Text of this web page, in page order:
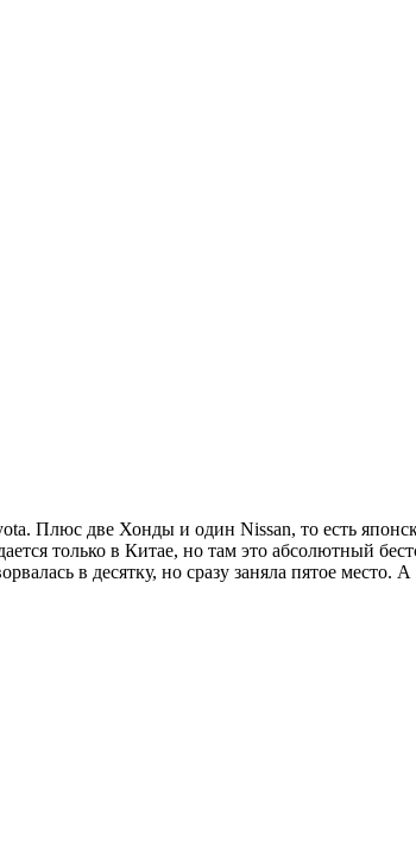
Плюс две Хонды и один Nissan, то есть
только в Китае, но там это абсолютный
в десятку, но сразу заняла пятое место.